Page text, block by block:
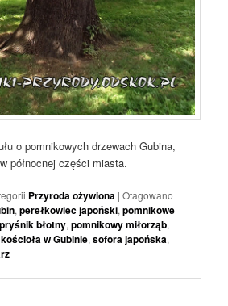
o pomnikowych drzewach Gubina,
północnej części miasta.
Przyroda ożywiona |Otagowano
,perełkowiec japoński,pomnikowe
błotny,pomnikowy miłorząb,
w Gubinie,sofora japońska,